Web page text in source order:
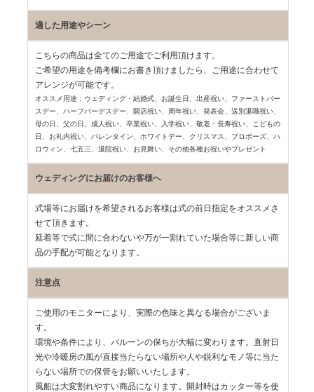
適した用途やシーン
こちらの商品は全てのご用途でご利用頂けます。
ご希望の用途を備考欄にお書き頂けましたら、ご用途に合わせて
アレンジが可能です。
オススメ用途：ウェディング・結婚式、お誕生日、出産祝い、ファーストバー
スデー、ハーフバーデスデー、開店祝い、周年祝い、発表会、送別退職祝い、
母の日、父の日、 成人祝い、卒業祝い、入学祝い、敬老・長寿祝い、こどもの
日、お礼内祝い、 バレンタイン、ホワイトデー、クリスマス、プロポーズ、ハ
ロウィン、七五三、退院祝い、お見舞い、その他各種お祝いやプレゼント
ウェディングにお届けのお客様へ
式場等にお届けを希望されるお客様は式の前日指定をオススメさ
せて頂きます。
延着等で式に間に合わないや万が一割れていた場合等に新しい商
品の手配が可能となります。
注意点
ご使用のモニターにより、実際の色味と異なる場合がございま
す。
環境や条件により、バルーンの保ちが大幅に変わります。直射日
光や冷暖房の風が直接当たらない場所や人や鋭利なモノ等に当た
らない場所での保管をお願いいたします。
風船は大変割れやすい商品になります。開封時はカッター等を使